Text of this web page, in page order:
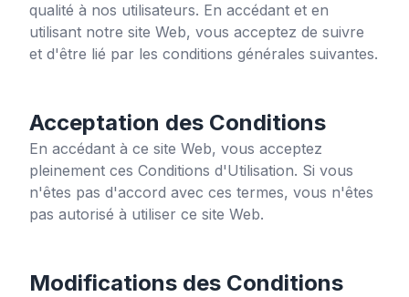
qualité à nos utilisateurs. En accédant et en
utilisant notre site Web, vous acceptez de suivre
et d'être lié par les conditions générales suivantes.
Acceptation des Conditions
En accédant à ce site Web, vous acceptez
pleinement ces Conditions d'Utilisation. Si vous
n'êtes pas d'accord avec ces termes, vous n'êtes
pas autorisé à utiliser ce site Web.
Modifications des Conditions